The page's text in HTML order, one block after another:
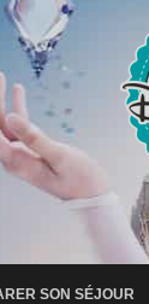
SON SÉJOUR